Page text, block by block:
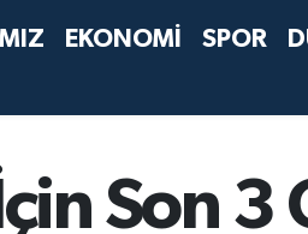
EKONOMİ SPOR
Son 3